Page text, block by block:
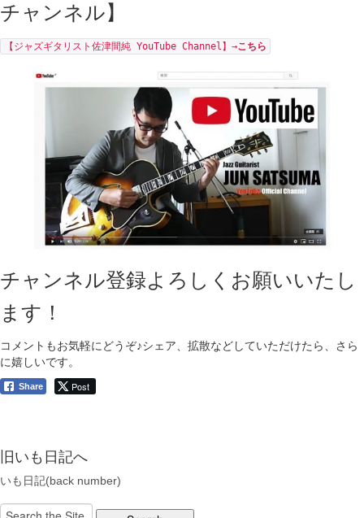
チャンネル】
【ジャズギタリスト佐津間純 YouTube Channel】→こちら
チャンネル登録よろしくお願いいたし
ます！
コメントもお気軽にどうぞ♪シェア、拡散などしていただけたら、さら
に嬉しいです。
Share Post
旧いも日記へ
いも日記(back number)
Search